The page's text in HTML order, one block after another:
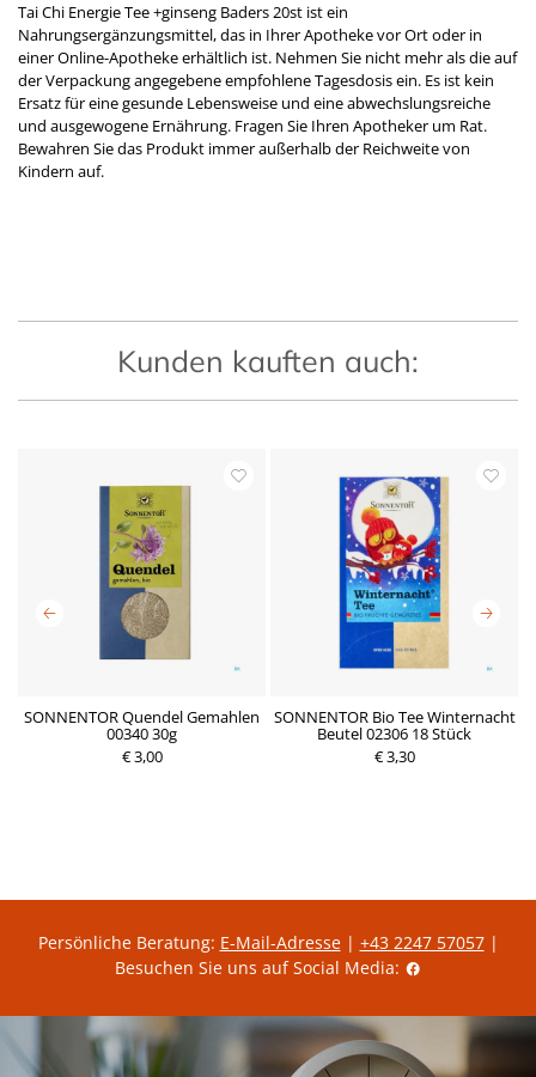
Tai Chi Energie Tee +ginseng Baders 20st ist ein
Nahrungsergänzungsmittel, das in Ihrer Apotheke vor Ort oder in
einer Online-Apotheke erhältlich ist. Nehmen Sie nicht mehr als die auf
der Verpackung angegebene empfohlene Tagesdosis ein. Es ist kein
Ersatz für eine gesunde Lebensweise und eine abwechslungsreiche
und ausgewogene Ernährung. Fragen Sie Ihren Apotheker um Rat.
Bewahren Sie das Produkt immer außerhalb der Reichweite von
Kindern auf.
Kunden kauften auch:
SONNENTOR Quendel Gemahlen
00340 30g
€ 3,00
SONNENTOR Bio Tee Winternacht
Beutel 02306 18 Stück
€ 3,30
Persönliche Beratung: E-Mail-Adresse| +43 2247 57057|
Besuchen Sie uns auf Social Media: